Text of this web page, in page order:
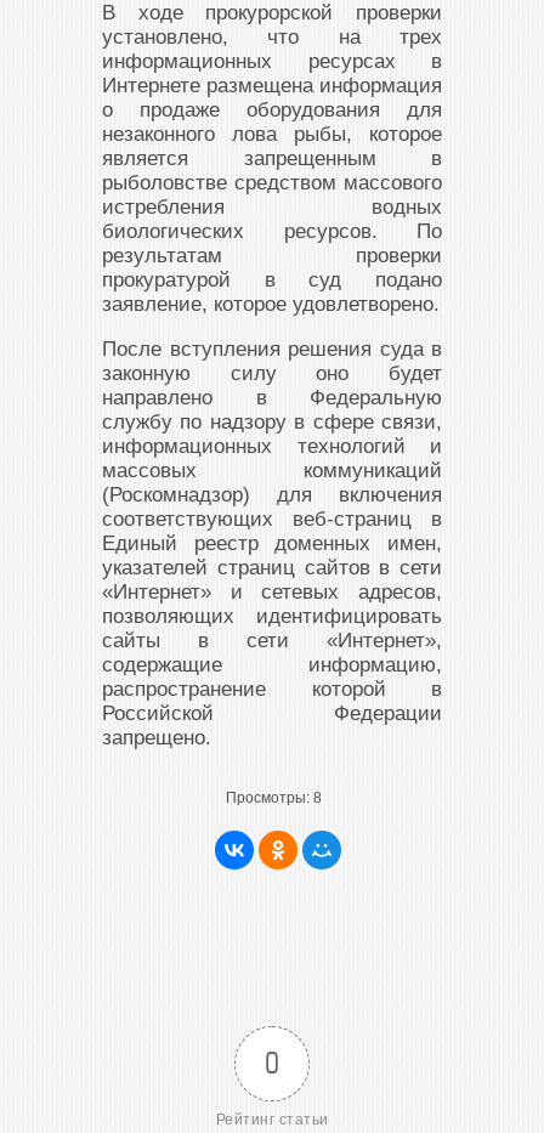
В ходе прокурорской проверки
установлено, что на трех
информационных ресурсах в
Интернете размещена информация
о продаже оборудования для
незаконного лова рыбы, которое
является запрещенным в
рыболовстве средством массового
истребления водных
биологических ресурсов. По
результатам проверки
прокуратурой в суд подано
заявление, которое удовлетворено.
После вступления решения суда в
законную силу оно будет
направлено в Федеральную
службу по надзору в сфере связи,
информационных технологий и
массовых коммуникаций
(Роскомнадзор) для включения
соответствующих веб-страниц в
Единый реестр доменных имен,
указателей страниц сайтов в сети
«Интернет» и сетевых адресов,
позволяющих идентифицировать
сайты в сети «Интернет»,
содержащие информацию,
распространение которой в
Российской Федерации
запрещено.
Просмотры: 8
0
Рейтинг статьи